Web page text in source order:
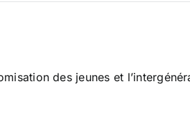
des jeunes et